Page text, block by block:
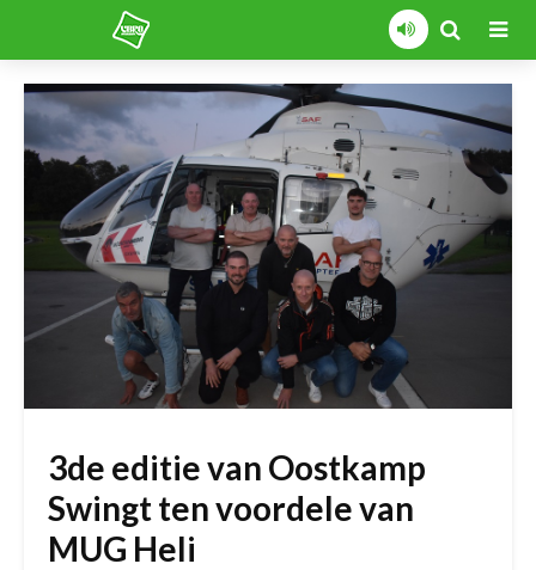
3de editie van Oostkamp
Swingt ten voordele van
MUG Heli